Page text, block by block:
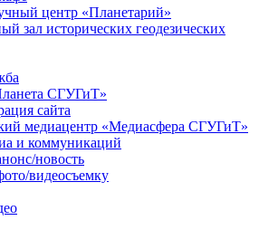
центр «Планетарий»
зал исторических геодезических
СГУГиТ»
сайта
медиацентр «Медиасфера СГУГиТ»
и коммуникаций
новость
видеосъемку